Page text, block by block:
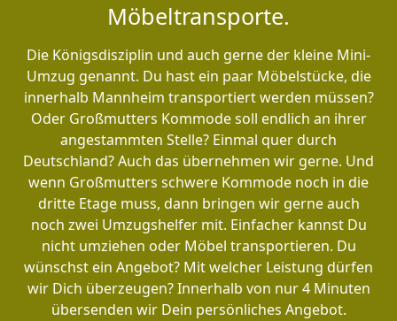
Möbeltransporte.
Die Königsdisziplin und auch gerne der kleine Mini-
Umzug genannt. Du hast ein paar Möbelstücke, die
innerhalb Mannheim transportiert werden müssen?
Oder Großmutters Kommode soll endlich an ihrer
angestammten Stelle? Einmal quer durch
Deutschland? Auch das übernehmen wir gerne. Und
wenn Großmutters schwere Kommode noch in die
dritte Etage muss, dann bringen wir gerne auch
noch zwei Umzugshelfer mit. Einfacher kannst Du
nicht umziehen oder Möbel transportieren. Du
wünschst ein Angebot? Mit welcher Leistung dürfen
wir Dich überzeugen? Innerhalb von nur 4 Minuten
übersenden wir Dein persönliches Angebot.